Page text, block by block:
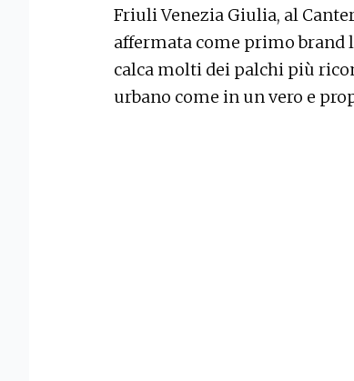
Friuli Venezia Giulia, al
affermata come primo brand
calca molti dei palchi più
urbano come in un vero e